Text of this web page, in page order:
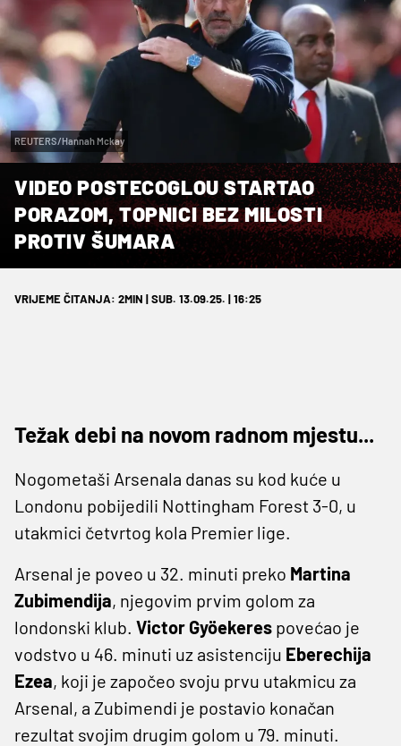
REUTERS/Hannah Mckay
VIDEO POSTECOGLOU STARTAO
PORAZOM, TOPNICI BEZ MILOSTI
PROTIV ŠUMARA
VRIJEME ČITANJA: 2MIN | SUB. 13.09.25. | 16:25
Težak debi na novom radnom mjestu...
Nogometaši Arsenala danas su kod kuće u
Londonu pobijedili Nottingham Forest 3-0, u
utakmici četvrtog kola Premier lige.
Arsenal je poveo u 32. minuti preko Martina
Zubimendija, njegovim prvim golom za
londonski klub. Victor Gyöekeres povećao je
vodstvo u 46. minuti uz asistenciju Eberechija
Ezea, koji je započeo svoju prvu utakmicu za
Arsenal, a Zubimendi je postavio konačan
rezultat svojim drugim golom u 79. minuti.